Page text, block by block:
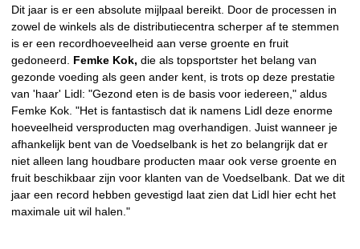
Dit jaar is er een absolute mijlpaal bereikt. Door de processen in
zowel de winkels als de distributiecentra scherper af te stemmen
is er een recordhoeveelheid aan verse groente en fruit
gedoneerd. Femke Kok, die als topsportster het belang van
gezonde voeding als geen ander kent, is trots op deze prestatie
van 'haar' Lidl: "Gezond eten is de basis voor iedereen," aldus
Femke Kok. "Het is fantastisch dat ik namens Lidl deze enorme
hoeveelheid versproducten mag overhandigen. Juist wanneer je
afhankelijk bent van de Voedselbank is het zo belangrijk dat er
niet alleen lang houdbare producten maar ook verse groente en
fruit beschikbaar zijn voor klanten van de Voedselbank. Dat we dit
jaar een record hebben gevestigd laat zien dat Lidl hier echt het
maximale uit wil halen."